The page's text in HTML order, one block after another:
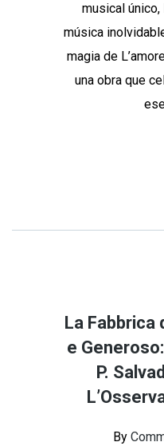
musical
música
magia de
una obra que
La Fabbrica
e
P.
By